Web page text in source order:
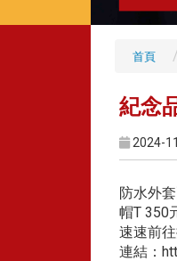
首頁
紀念
2024-
防水外
帽T 350
速速前往
連結：